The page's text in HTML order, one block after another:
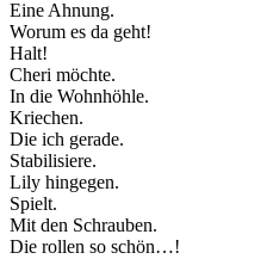
Eine Ahnung.
Worum es da geht!
Halt!
Cheri möchte.
In die Wohnhöhle.
Kriechen.
Die ich gerade.
Stabilisiere.
Lily hingegen.
Spielt.
Mit den Schrauben.
Die rollen so schön…!